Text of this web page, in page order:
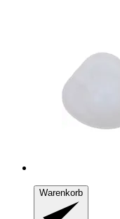
Warenkorb